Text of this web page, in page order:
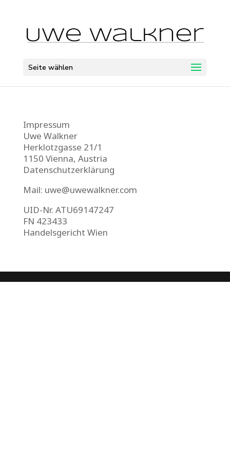
Seite wählen
Impressum
Uwe Walkner
Herklotzgasse 21/1
1150 Vienna, Austria
Datenschutzerklärung
Mail: uwe@uwewalkner.com
UID-Nr. ATU69147247
FN 423433
Handelsgericht Wien